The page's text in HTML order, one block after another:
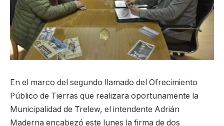
En el marco del segundo llamado del Ofrecimiento
Público de Tierras que realizara oportunamente la
Municipalidad de Trelew, el intendente Adrián
Maderna encabezó este lunes la firma de dos